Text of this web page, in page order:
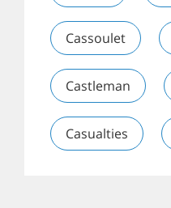
Cassoulet
Castleman
Casualties